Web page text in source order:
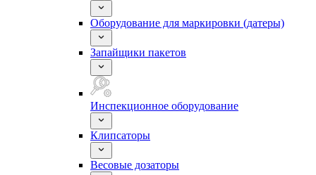
Оборудование для маркировки (датеры)
Запайщики пакетов
Инспекционное оборудование
Клипсаторы
Весовые дозаторы